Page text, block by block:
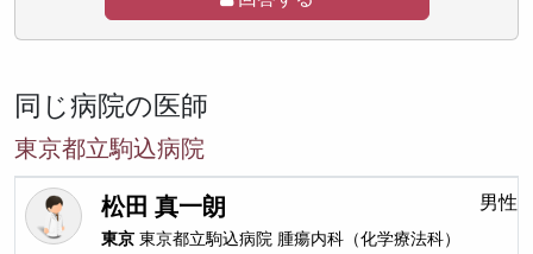
同じ病院の医師
東京都立駒込病院
松田 真一朗
東京 東京都立駒込病院 腫瘍内科（化学療法科）
男性